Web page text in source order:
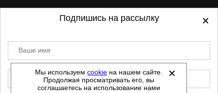
©2021-2026 - ShoesTown.ru - все права
защищены.
Данный сайт не является интернет магазином и
Мы используемcookie на нашем сайте.
Продолжая просматривать его, вы
соглашаетесь на использование нами
Подпишись на рассылку
Ваше имя